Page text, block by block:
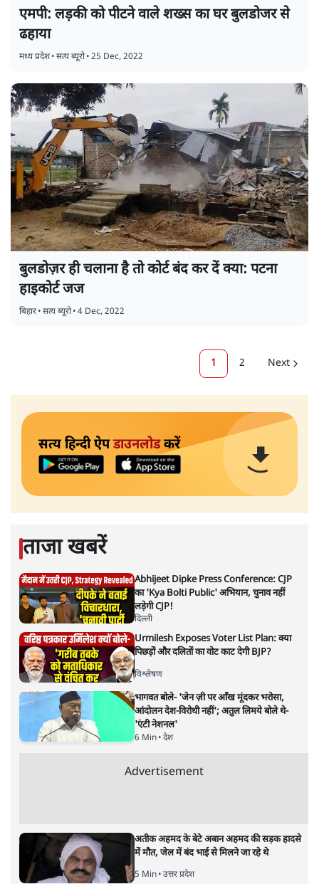
एमपी: लड़की को पीटने वाले शख्स का घर बुलडोजर से
ढहाया
मध्य प्रदेश•सत्य ब्यूरो•25 Dec, 2022
बुलडोज़र ही चलाना है तो कोर्ट बंद कर दें क्या: पटना
हाइकोर्ट जज
बिहार•सत्य ब्यूरो•4 Dec, 2022
1 2 Next
सत्य हिन्दी ऐपडाउनलोडकरें
ताजा खबरें
Abhijeet Dipke Press Conference: CJP
का 'Kya Bolti Public' अभियान, चुनाव नहीं
लड़ेगी CJP!
दिल्ली
Urmilesh Exposes Voter List Plan: क्या
पिछड़ों और दलितों का वोट काट देगी BJP?
विश्लेषण
भागवत बोले- 'जेन ज़ी पर आँख मूंदकर भरोसा,
आंदोलन देश-विरोधी नहीं'; अतुल लिमये बोले थे-
'एंटी नेशनल'
6 Min• देश
Advertisement
अतीक अहमद के बेटे अबान अहमद की सड़क हादसे
में मौत, जेल में बंद भाई से मिलने जा रहे थे
5 Min• उत्तर प्रदेश